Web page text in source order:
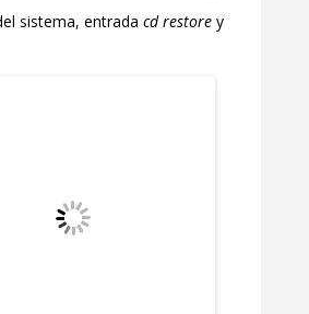
sistema, entrada cd restore y